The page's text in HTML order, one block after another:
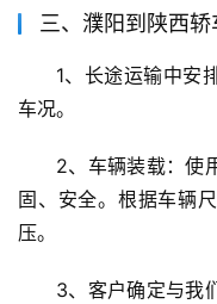
三、濮阳到陕西
1、长途运输中安
车况。
2、车辆装载：使
固、安全。根据车辆
压。
3、客户确定与我